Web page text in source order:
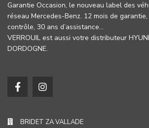
Garantie Occasion, le nouveau label des
réseau Mercedes-Benz. 12 mois de
contrôle, 30 ans d’assistance…
VERROUIL est aussi votre distributeur
DORDOGNE.
BRIDET ZA VALLADE